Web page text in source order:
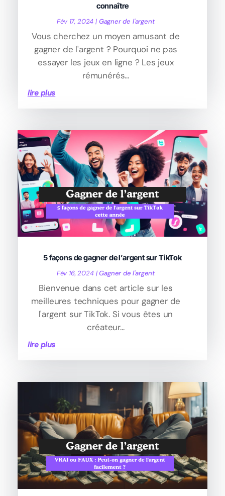
connaître
Fév 17, 2024 | Gagner de l'argent
Vous cherchez un moyen amusant de
gagner de l'argent ? Pourquoi ne pas
essayer les jeux en ligne ? Les jeux
rémunérés...
lire plus
5 façons de gagner de l’argent sur TikTok
Fév 16, 2024|Gagner de l'argent
Bienvenue dans cet article sur les
meilleures techniques pour gagner de
l'argent sur TikTok. Si vous êtes un
créateur...
lire plus